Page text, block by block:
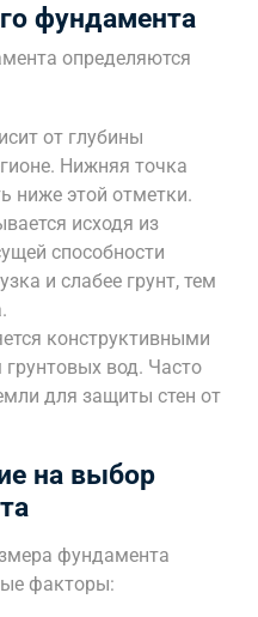
фундамента
определяются
от глубины
Нижняя точка
ниже этой отметки.
исходя из
способности
и слабее грунт, тем
конструктивными
вод. Часто
для защиты стен от
на выбор
фундамента
факторы: